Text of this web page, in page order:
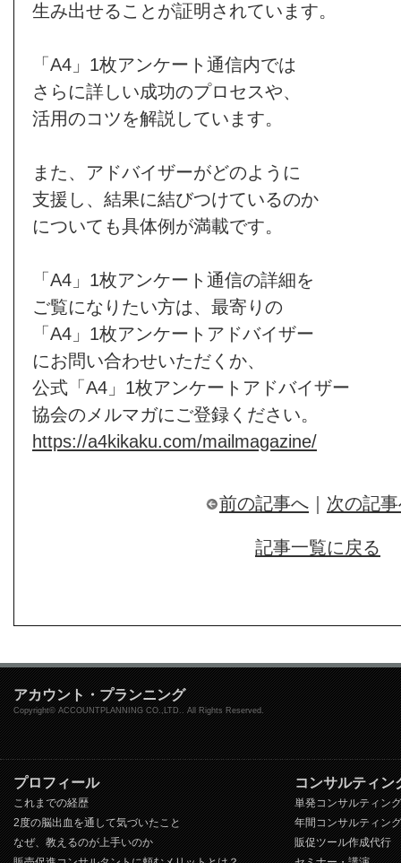
生み出せることが証明されています。
「A4」1枚アンケート通信内では
さらに詳しい成功のプロセスや、
活用のコツを解説しています。
また、アドバイザーがどのように
支援し、結果に結びつけているのか
についても具体例が満載です。
「A4」1枚アンケート通信の詳細を
ご覧になりたい方は、最寄りの
「A4」1枚アンケートアドバイザー
にお問い合わせいただくか、
公式「A4」1枚アンケートアドバイザー
協会のメルマガにご登録ください。
https://a4kikaku.com/mailmagazine/
前の記事へ ｜ 次の記
記事一覧に戻る
アカウント・プランニング
Copyright© ACCOUNTPLANNING CO.,LTD.. All Rights Reserved.
プロフィール
これまでの経歴
2度の脳出血を通して気づいたこと
なぜ、教えるのが上手いのか
コンサルティン
単発コンサルティング
年間コンサルティング
販促ツール作成代行